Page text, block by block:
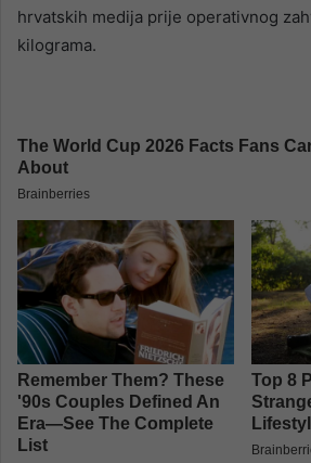
hrvatskih medija prije operativnog
kilograma.